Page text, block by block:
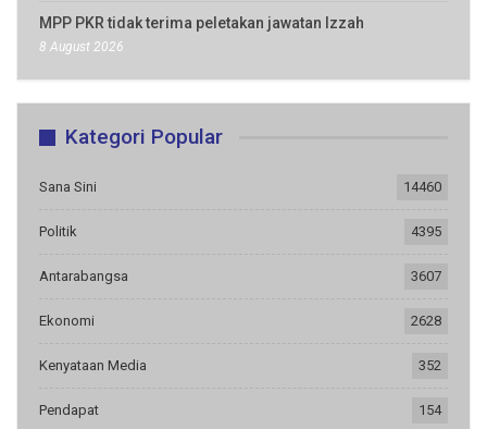
MPP PKR tidak terima peletakan jawatan Izzah
8 August 2026
Kategori Popular
Sana Sini 14460
Politik 4395
Antarabangsa 3607
Ekonomi 2628
Kenyataan Media 352
Pendapat 154